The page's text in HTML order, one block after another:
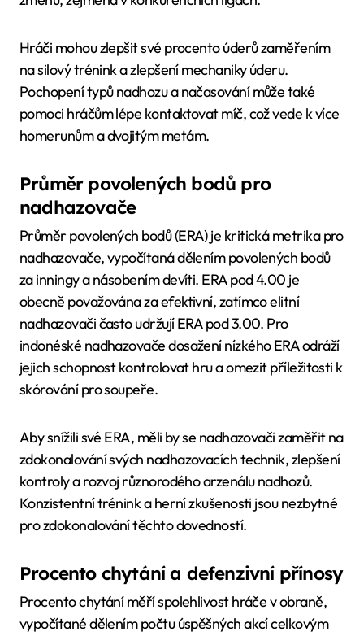
Hráči mohou zlepšit své procento úderů zaměřením
na silový trénink a zlepšení mechaniky úderu.
Pochopení typů nadhozu a načasování může také
pomoci hráčům lépe kontaktovat míč, což vede k více
homerunům a dvojitým metám.
Průměr povolených bodů pro
nadhazovače
Průměr povolených bodů (ERA) je kritická metrika pro
nadhazovače, vypočítaná dělením povolených bodů
za inningy a násobením devíti. ERA pod 4.00 je
obecně považována za efektivní, zatímco elitní
nadhazovači často udržují ERA pod 3.00. Pro
indonéské nadhazovače dosažení nízkého ERA odráží
jejich schopnost kontrolovat hru a omezit příležitosti k
skórování pro soupeře.
Aby snížili své ERA, měli by se nadhazovači zaměřit na
zdokonalování svých nadhazovacích technik, zlepšení
kontroly a rozvoj různorodého arzenálu nadhozů.
Konzistentní trénink a herní zkušenosti jsou nezbytné
pro zdokonalování těchto dovedností.
Procento chytání a defenzivní přínosy
Procento chytání měří spolehlivost hráče v obraně,
vypočítané dělením počtu úspěšných akcí celkovým